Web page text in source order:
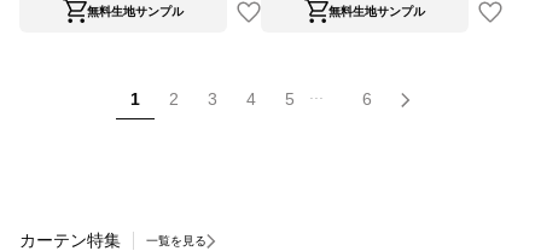
無料生地サンプル 無料生地サンプル
1 2 3 4 5 6
カーテン特集 一覧を見る